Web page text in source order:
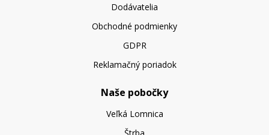
Dodávatelia
Obchodné podmienky
GDPR
Reklamačný poriadok
Naše pobočky
Veľká Lomnica
Štrba